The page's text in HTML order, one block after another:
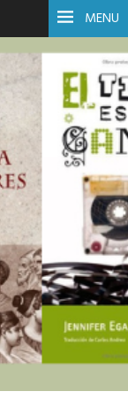
MENU